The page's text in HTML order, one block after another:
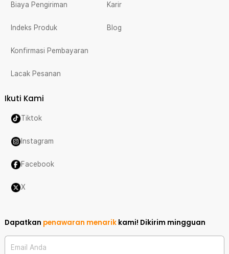
Biaya Pengiriman
Indeks Produk
Konfirmasi Pembayaran
Lacak Pesanan
Karir
Blog
Ikuti Kami
Tiktok
Instagram
Facebook
X
Dapatkan penawaran menarik kami! Dikirim mingguan
Email Anda